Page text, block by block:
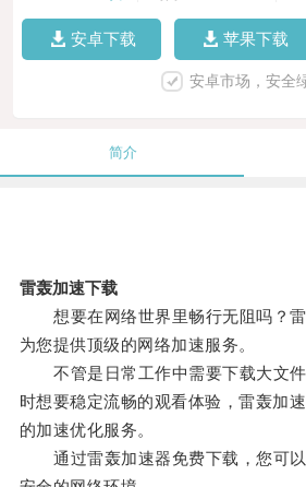
安卓下载 苹果下载
安卓市场，安全
简介
雷轰加速下载
想要在网络世界里畅行无阻吗？雷
为您提供顶级的网络加速服务。
不管是日常工作中需要下载大文件
时想要稳定流畅的观看体验，雷轰加
的加速优化服务。
通过雷轰加速器免费下载，您可以